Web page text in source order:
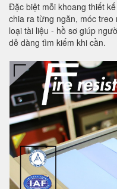
Đặc biệt mỗi khoang thiết
chia ra từng ngăn, móc
loại tài liệu - hồ sơ giúp
dễ dàng tìm kiếm khi cần.